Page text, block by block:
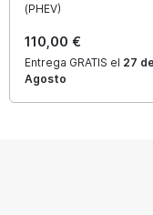
(PHEV)
110,00 €
Entrega GRATIS el 27 de
Agosto